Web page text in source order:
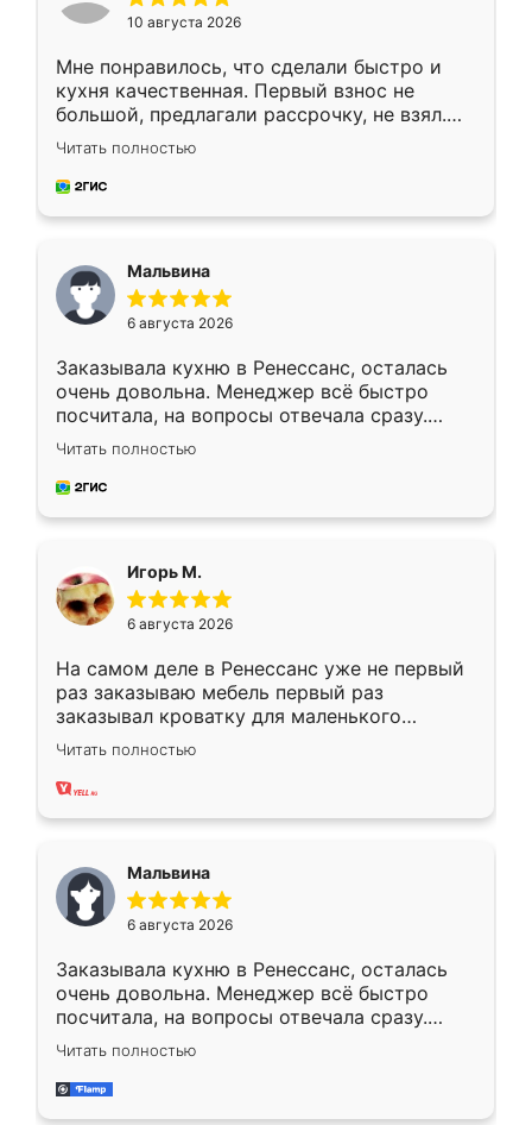
10 августа 2026
Мне понравилось, что сделали быстро и
кухня качественная. Первый взнос не
большой, предлагали рассрочку, не взял.
Ждал меньше месяца, сборщик с прямыми
руками. По цене вышло адекватно.
Рекомендую!
Читать полностью
Мальвина
6 августа 2026
Заказывала кухню в Ренессанс, осталась
очень довольна. Менеджер всё быстро
посчитала, на вопросы отвечала сразу.
Замерщик приехал в субботу, подошёл к
делу со всей ответственностью. Собрали
за день, ребята работали аккуратно, даже
Читать полностью
Игорь М.
6 августа 2026
На самом деле в Ренессанс уже не первый
раз заказываю мебель первый раз
заказывал кроватку для маленького
ребёнка при его рождении ,во второй раз
заказал шкаф-купе. По качеству очень
хорошее сборка достаточно быстрая,
меньше, здесь же он более разнообразный.
Мне нравится ,если что-то потребуется из
мебели буду заказывать только здесь.
Читать полностью
Мальвина
6 августа 2026
Заказывала кухню в Ренессанс, осталась
очень довольна. Менеджер всё быстро
посчитала, на вопросы отвечала сразу.
Замерщик приехал в субботу, подошёл к
делу со всей ответственностью. Собрали
за день, ребята работали аккуратно, даже
Читать полностью